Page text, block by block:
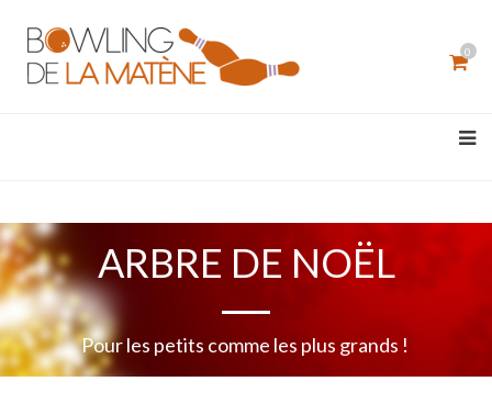
0
ARBRE DE NOËL
Pour les petits comme les plus grands !